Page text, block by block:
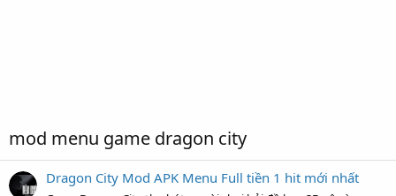
mod menu game dragon city
Dragon City Mod APK Menu Full tiền 1 hit mới nhất